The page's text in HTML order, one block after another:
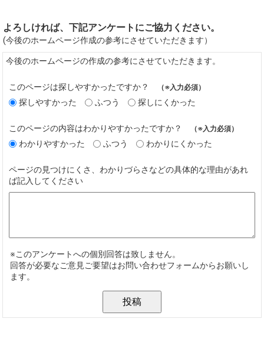
よろしければ、下記アンケートにご協力ください。
(今後のホームページ作成の参考にさせていただきます）
今後のホームページの作成の参考にさせていただきます。
このページは探しやすかったですか？ （※入力必須）
探しやすかった ふつう 探しにくかった
このページの内容はわかりやすかったですか？ （※入力必須）
わかりやすかった ふつう わかりにくかった
ページの見つけにくさ、わかりづらさなどの具体的な理由があれ
ば記入してください
※このアンケートへの個別回答は致しません。
回答が必要なご意見ご要望はお問い合わせフォームからお願いし
ます。